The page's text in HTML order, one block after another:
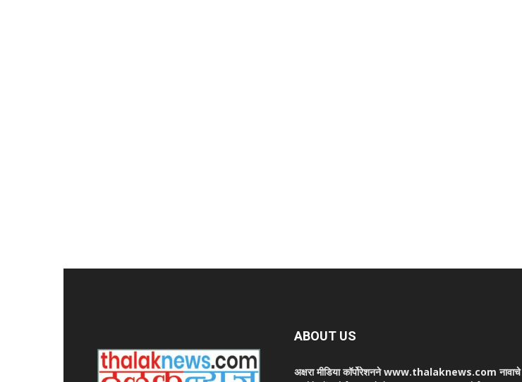
ABOUT US
अक्षरा मीडिया कॉर्पोरेशनने www.thalaknews.com नावाचे